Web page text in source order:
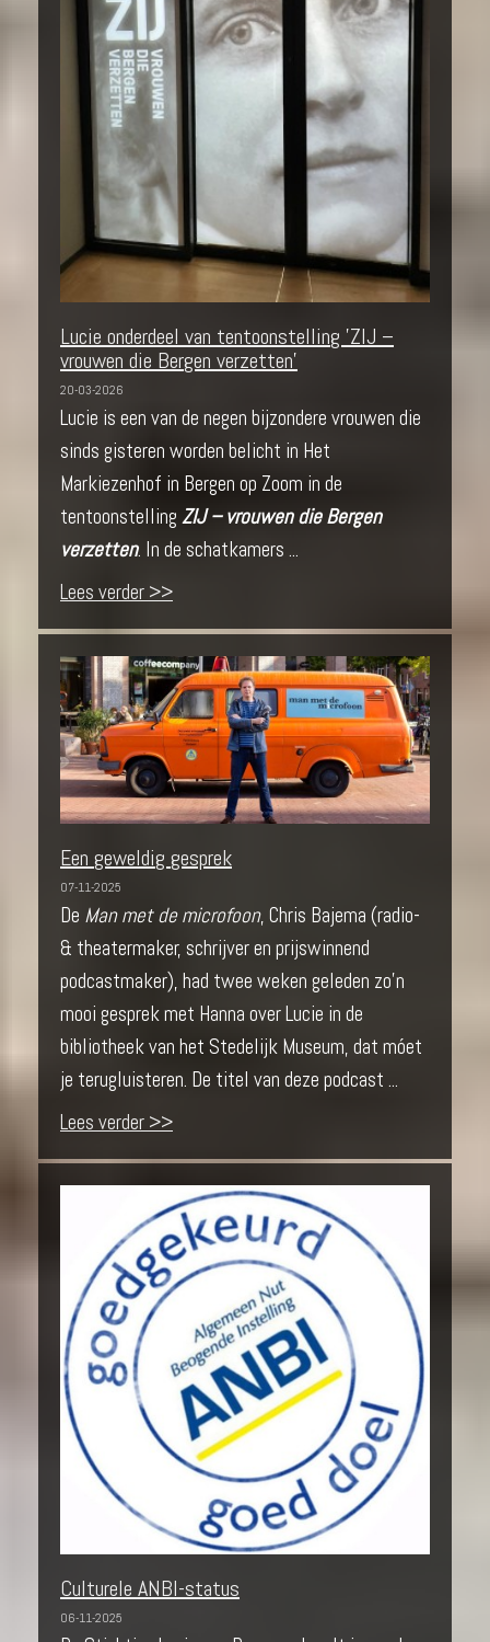
Lucie onderdeel van tentoonstelling 'ZIJ –
vrouwen die Bergen verzetten'
20-03-2026
Lucie is een van de negen bijzondere vrouwen die
sinds gisteren worden belicht in Het
Markiezenhof in Bergen op Zoom in de
tentoonstelling ZIJ – vrouwen die Bergen
verzetten. In de schatkamers ...
Lees verder >>
Een geweldig gesprek
07-11-2025
De Man met de microfoon, Chris Bajema (radio-
& theatermaker, schrijver en prijswinnend
podcastmaker), had twee weken geleden zo’n
mooi gesprek met Hanna over Lucie in de
bibliotheek van het Stedelijk Museum, dat móet
je terugluisteren. De titel van deze podcast ...
Lees verder >>
Culturele ANBI-status
06-11-2025